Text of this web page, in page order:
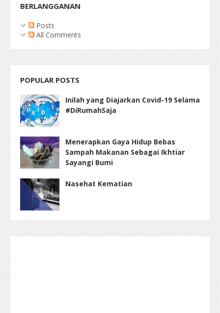
BERLANGGANAN
Posts
All Comments
POPULAR POSTS
Inilah yang Diajarkan Covid-19 Selama
#DiRumahSaja
Menerapkan Gaya Hidup Bebas
Sampah Makanan Sebagai Ikhtiar
Sayangi Bumi
Nasehat Kematian